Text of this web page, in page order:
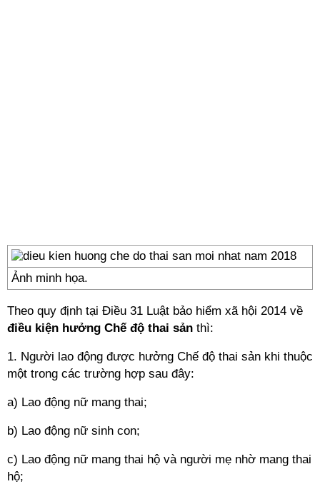
Ảnh minh họa.
Theo quy định tại Điều 31 Luật bảo hiểm xã hội 2014 về
điều kiện hưởng Chế độ thai sản thì:
1. Người lao động được hưởng Chế độ thai sản khi thuộc
một trong các trường hợp sau đây:
a) Lao động nữ mang thai;
b) Lao động nữ sinh con;
c) Lao động nữ mang thai hộ và người mẹ nhờ mang thai
hộ;